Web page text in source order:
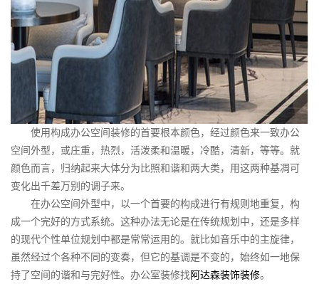
使用构成办公空间装修的首要根本颜色，经过颜色来一致办公
空间外型，或庄重，热烈，活泼柔和温暖，冷酷，清新，等等。就
颜色而言，归纳起来大体分为比照和谐和两大类，用这两种基凋可
变化出千差万别的调子来。
在办公空间外型中，以一个首要的构成进行有规则地重复，构
成一个完好的方式系统。这种办法无论是在传统规划中，还是多样
的现代个性单位规划中都是常常运用的。就比如音乐中的主旋律，
虽然经过个各种不同的变奏，但它的基调是不变的，始终如一地保
持了空间的谐和与完好性。办公室装修找阿达森装饰装修。